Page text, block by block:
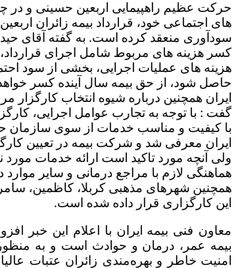
حرکت عظیم راهپیمایی اربعین حسینی و در
های اجتماعی خود، قرارداد بیمه زائران
سودآوری منعقد کرده است. به گفته آقای
کسر هزینه های مربوط شامل اجرای
هزینه های عملیات اجرایی، بخشی از سود
حاصل شود، از حق بیمه سال آینده کسر
ایران همچنین درباره شیوه انتخاب کارگزار
گفت : با توجه به تجارب عوامل اجرایی،
با کیفیت و مناسب خدمات از سوی سازمان
ایران معرفی شد و شرکت بیمه در تعیین
ولی آنچه مورد تاکید است ارائه خدمات مورد
هماهنگی لازم با مراجع درمانی و سایر
همچنین شهرهای مذهبی کربلا، کاظمین،
این کارگزاری قرار داده شده است.
معاون فنی بیمه ایران با اعلام این خبر
بیمه عمر، درمان و حوادث است و به منظور
امنیت خاطر و بهره‌مندی زائران عتبات